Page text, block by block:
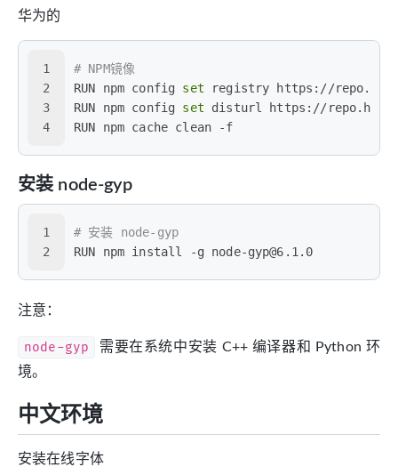
华为的
1
2
3
4
# NPM镜像
RUN npm config set registry https://
RUN npm config set disturl https://
RUN npm cache clean -f
安装 node-gyp
1
2
# 安装 node-gyp
RUN npm install -g node-gyp@6.1.0
注意：
node-gyp
需要在系统中安装 C++ 编译器和 Python 环
境。
中文环境
安装在线字体